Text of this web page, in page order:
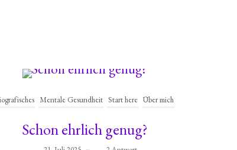
Mentale Gesundheit Start here Über mich
Schon ehrlich genug?